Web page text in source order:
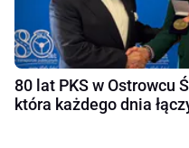
80 lat PKS w Ostrowcu
która każdego dnia